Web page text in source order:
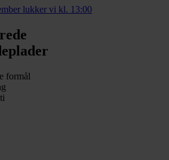
lukker vi kl. 13:00
formål